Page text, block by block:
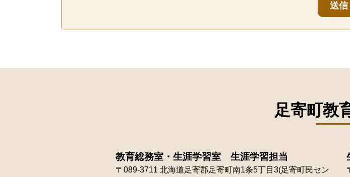
送信
足寄町教
教育総務室・生涯学習室 生涯学習担当
〒089-3711 北海道足寄郡足寄町南1条5丁目3(足寄町民セン